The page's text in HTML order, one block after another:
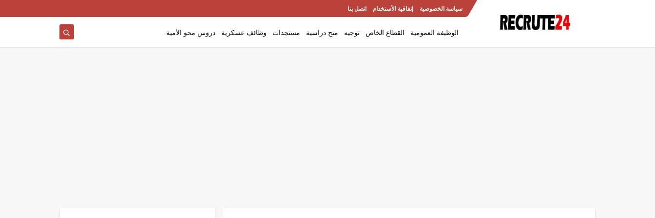
سياسة الخصوصية إتفاقية الأستخدام اتصل بنا
الوظيفة العمومية القطاع الخاص توجيه منح دراسية مستجدات وظائف عسكرية دروس محو الأمية